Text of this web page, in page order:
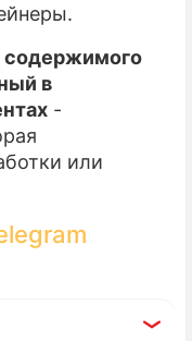
содержимого
в
-
или